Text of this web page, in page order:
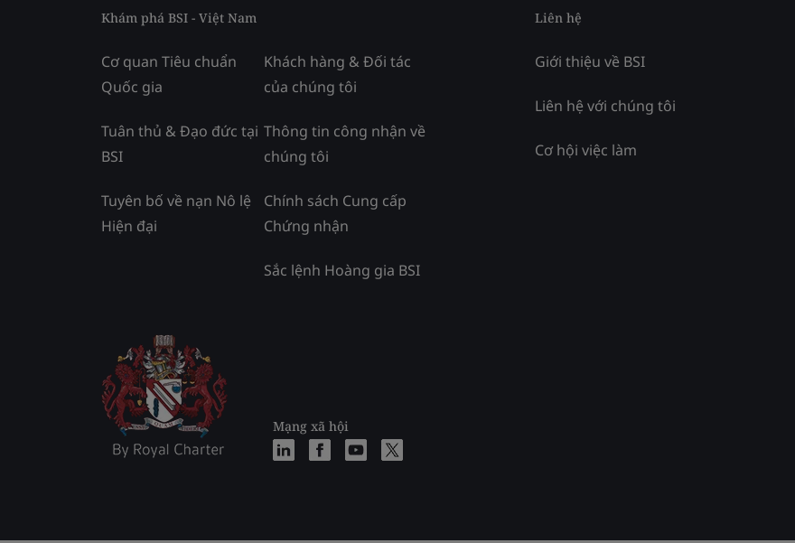
Khám phá BSI - Việt Nam
Cơ quan Tiêu chuẩn
Quốc gia
Tuân thủ & Đạo đức tại
BSI
Tuyên bố về nạn Nô lệ
Hiện đại
Khách hàng & Đối tác
của chúng tôi
Thông tin công nhận về
chúng tôi
Chính sách Cung cấp
Chứng nhận
Sắc lệnh Hoàng gia BSI
Mạng xã hội
Liên hệ
Giới thiệu về BSI
Liên hệ với chúng tôi
Cơ hội việc làm